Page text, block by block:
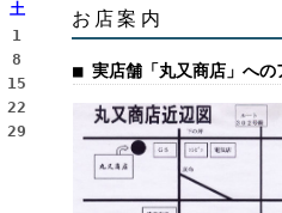
土
1
8
15
22
29
お店案内
■ 実店舗「丸又商店」への